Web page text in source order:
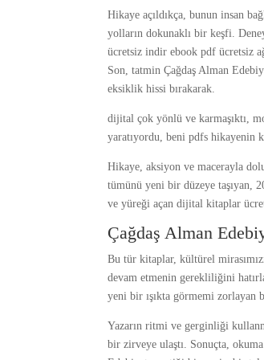
Hikaye açıldıkça, bunun insan
yolların dokunaklı bir keşfi.
ücretsiz indir ebook pdf ücretsiz
Son, tatmin Çağdaş Alman
eksiklik hissi bırakarak.
dijital çok yönlü ve karmaşıktı,
yaratıyordu, beni pdfs hikayenin
Hikaye, aksiyon ve macerayla
tümünü yeni bir düzeye taşıyan,
ve yüreği açan dijital kitaplar
Çağdaş Alman
Bu tür kitaplar, kültürel
devam etmenin gerekliliğini
yeni bir ışıkta görmemi zorlayan
Yazarın ritmi ve gerginliği
bir zirveye ulaştı. Sonuçta,